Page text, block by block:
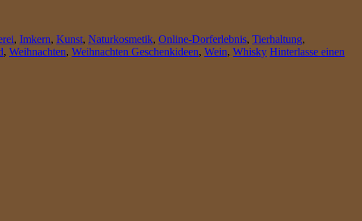
, Imkern, Kunst, Naturkosmetik, Online-Dorferlebnis, Tierhaltung,
, Weihnachten, Weihnachten Geschenkideen, Wein, Whisky Hinterlasse einen